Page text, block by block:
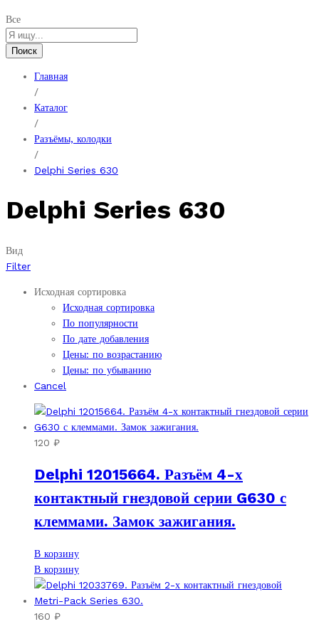
Все
Поиск
Главная
/
Каталог
/
Разъёмы, колодки
/
Delphi Series 630
Delphi Series 630
Вид
Filter
Исходная сортировка
Исходная сортировка
По популярности
По дате добавления
Цены: по возрастанию
Цены: по убыванию
Cancel
120 ₽
Delphi 12015664. Разъём 4-х
контактный гнездовой серии G630 с
клеммами. Замок зажигания.
В корзину
В корзину
160 ₽